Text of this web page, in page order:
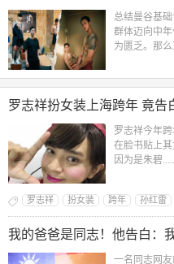
总结曼谷基础
群体迈向中
为匮乏。那
罗志祥扮女装上海跨年 竟告
罗志祥今年
在脸书贴上
因为是朱碧
罗志祥 扮女装 跨年 孙红雷
我的爸爸是同志！他告白：
一名同志网